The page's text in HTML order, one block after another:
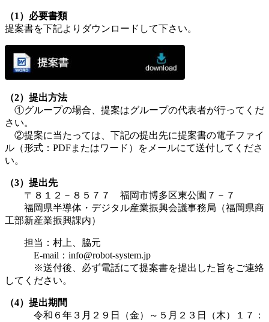
（1）必要書類
提案書を下記よりダウンロードして下さい。
（2）提出方法
①グループの場合、提案はグループの代表者が行ってくだ
さい。
②提案に当たっては、下記の提出先に提案書の電子ファイ
ル（形式：PDFまたはワード）をメールにて送付してくださ
い。
（3）提出先
〒８１２－８５７７ 福岡市博多区東公園７－７
福岡県半導体・デジタル産業振興会議事務局（福岡県商
工部新産業振興課内）
担当：村上、脇元
E-mail：info@robot-system.jp
※送付後、必ず電話にて提案書を提出した旨をご連絡
してください。
（4）提出期間
令和６年３月２９日（金）～５月２３日（木）１７：